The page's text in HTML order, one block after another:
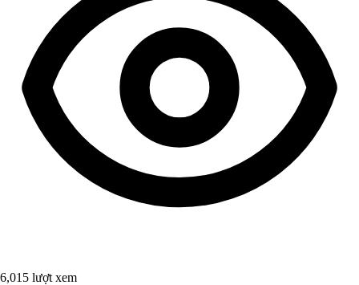
6,015 lượt xem